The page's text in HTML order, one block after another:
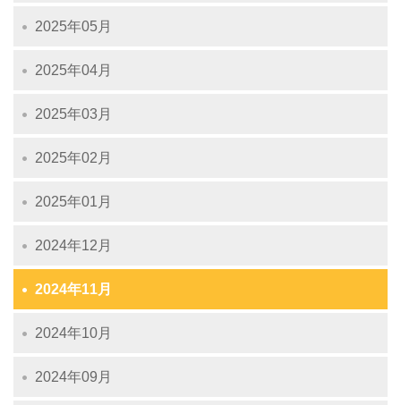
2025年05月
2025年04月
2025年03月
2025年02月
2025年01月
2024年12月
2024年11月
2024年10月
2024年09月